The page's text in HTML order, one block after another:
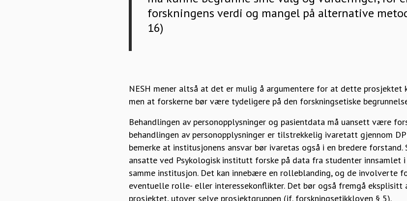
forskningens verdi og mangel på alternative
16)
NESH mener altså at det er mulig å argumentere for at dette prosjektet
men at forskerne bør være tydeligere på den forskningsetiske
Behandlingen av personopplysninger og pasientdata må uansett være
behandlingen av personopplysninger er tilstrekkelig ivaretatt gjennom
bemerke at institusjonens ansvar bør ivaretas også i en bredere
ansatte ved Psykologisk institutt forske på data fra studenter
samme institusjon. Det kan innebære en rolleblanding, og de involverte
eventuelle rolle- eller interessekonflikter. Det bør også fremgå
prosjektet, utover selve prosjektgruppen (jf. forskningsetikkloven § 5).